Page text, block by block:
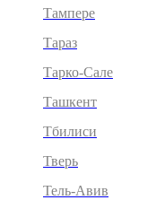
Тампере
Тараз
Тарко-Сале
Ташкент
Тбилиси
Тверь
Тель-Авив